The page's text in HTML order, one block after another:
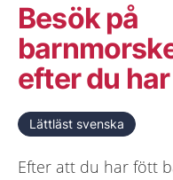
Besök på
efter du
Lättläst svenska
Efter att du har fött